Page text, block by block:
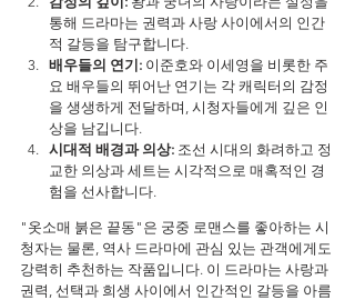
통해 드라마는 권력과 사랑 사이에서의 인간
적 갈등을 탐구합니다.
배우들의 연기: 이준호와 이세영을 비롯한 주
요 배우들의 뛰어난 연기는 각 캐릭터의 감정
을 생생하게 전달하며, 시청자들에게 깊은 인
상을 남깁니다.
시대적 배경과 의상: 조선 시대의 화려하고 정
교한 의상과 세트는 시각적으로 매혹적인 경
험을 선사합니다.
"옷소매 붉은 끝동"은 궁중 로맨스를 좋아하는 시
청자는 물론, 역사 드라마에 관심 있는 관객에게도
강력히 추천하는 작품입니다. 이 드라마는 사랑과
권력, 선택과 희생 사이에서 인간적인 갈등을 아름